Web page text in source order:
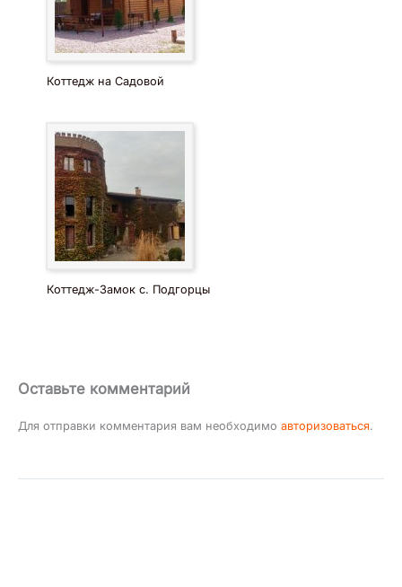
Коттедж на Садовой
Коттедж-Замок с. Подгорцы
Оставьте комментарий
Для отправки комментария вам необходимо авторизоваться.